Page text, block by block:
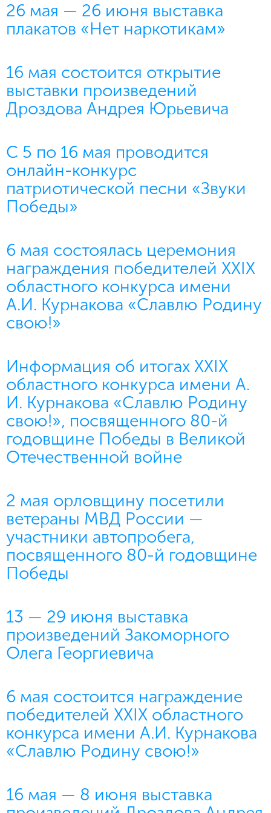
26 мая — 26 июня выставка
плакатов «Нет наркотикам»
16 мая состоится открытие
выставки произведений
Дроздова Андрея Юрьевича
С 5 по 16 мая проводится
онлайн-конкурс
патриотической песни «Звуки
Победы»
6 мая состоялась церемония
награждения победителей XXIX
областного конкурса имени
А.И. Курнакова «Славлю Родину
свою!»
Информация об итогах XXIX
областного конкурса имени А.
И. Курнакова «Славлю Родину
свою!», посвященного 80-й
годовщине Победы в Великой
Отечественной войне
2 мая орловщину посетили
ветераны МВД России —
участники автопробега,
посвященного 80-й годовщине
Победы
13 — 29 июня выставка
произведений Закоморного
Олега Георгиевича
6 мая состоится награждение
победителей XXIX областного
конкурса имени А.И. Курнакова
«Славлю Родину свою!»
16 мая — 8 июня выставка